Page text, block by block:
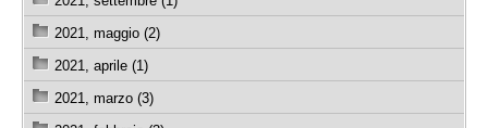
2021, maggio (2)
2021, aprile (1)
2021, marzo (3)